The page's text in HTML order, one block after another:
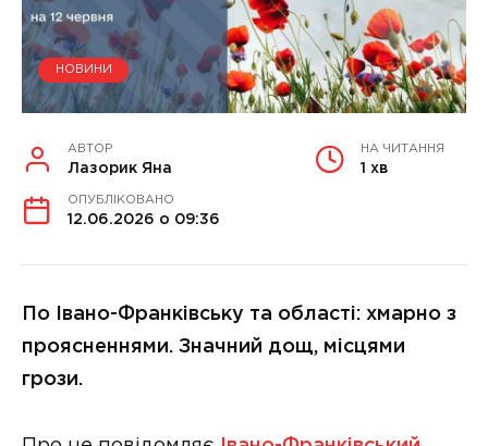
НОВИНИ
АВТОР
Лазорик Яна
НА ЧИТАННЯ
1 хв
ОПУБЛІКОВАНО
12.06.2026 о 09:36
По Івано-Франківську та області: хмарно з
проясненнями. Значний дощ, місцями
грози.